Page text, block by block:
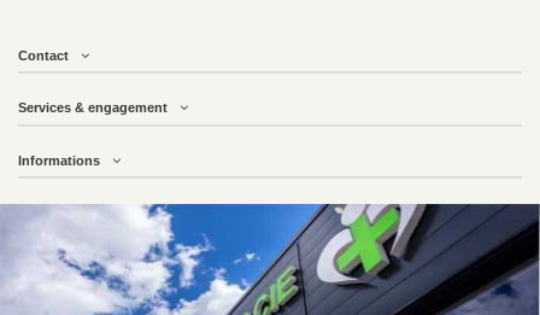
Contact
Services & engagement
Informations